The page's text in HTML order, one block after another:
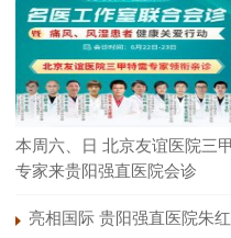
本周六、日 北京友谊医院三甲
专家来贵阳强直医院会诊
亮相国际 贵阳强直医院朱